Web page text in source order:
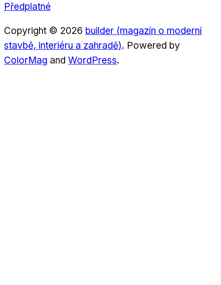
Předplatné
Copyright © 2026 builder (magazín o moderní
stavbě, interiéru a zahradě). Powered by
ColorMag and WordPress.